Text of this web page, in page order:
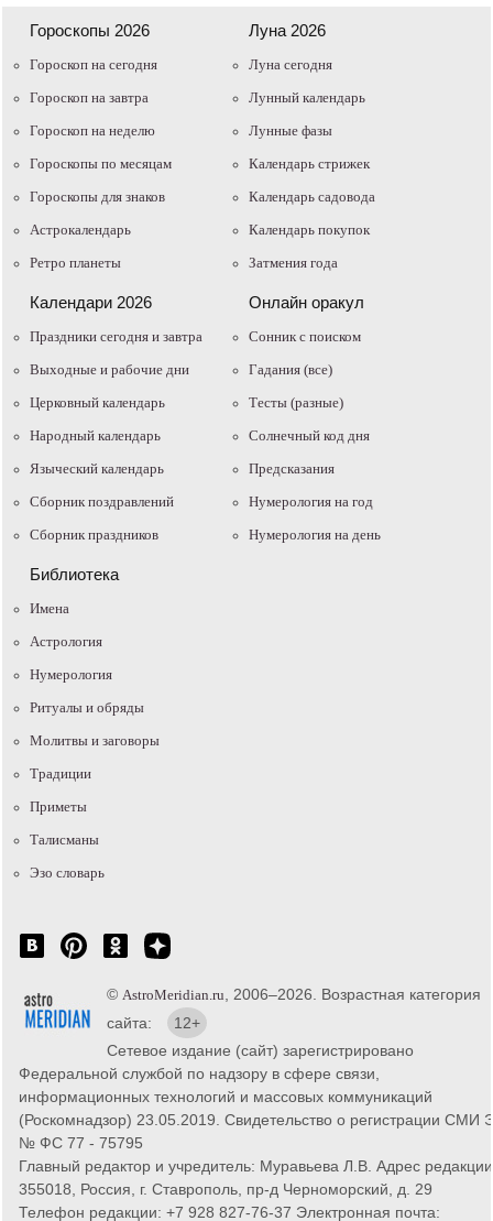
Гороскопы 2026
Гороскоп на сегодня
Гороскоп на завтра
Гороскоп на неделю
Гороскопы по месяцам
Гороскопы для знаков
Астрокалендарь
Ретро планеты
Луна 2026
Луна сегодня
Лунный календарь
Лунные фазы
Календарь стрижек
Календарь садовода
Календарь покупок
Затмения года
Календари 2026
Праздники сегодня и завтра
Выходные и рабочие дни
Церковный календарь
Народный календарь
Языческий календарь
Сборник поздравлений
Сборник праздников
Онлайн оракул
Cонник с поиском
Гадания (все)
Тесты (разные)
Солнечный код дня
Предсказания
Нумерология на год
Нумерология на день
Библиотека
Имена
Астрология
Нумерология
Ритуалы и обряды
Молитвы и заговоры
Традиции
Приметы
Талисманы
Эзо словарь
© AstroMeridian.ru , 2006–2026. Возрастная категория
сайта:
12+
Сетевое издание (сайт) зарегистрировано
Федеральной службой по надзору в сфере связи,
информационных технологий и массовых коммуникаций
(Роскомнадзор) 23.05.2019. Свидетельство о регистрации СМИ
№ ФС 77 - 75795
Главный редактор и учредитель: Муравьева Л.В. Адрес
355018, Россия, г. Ставрополь, пр-д Черноморский, д. 29
Телефон редакции: +7 928 827-76-37 Электронная почта: